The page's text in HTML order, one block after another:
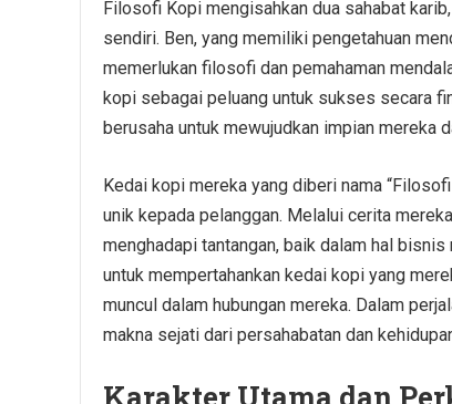
Filosofi Kopi mengisahkan dua sahabat
sendiri. Ben, yang memiliki pengetahuan
memerlukan filosofi dan pemahaman
kopi sebagai peluang untuk sukses secara
berusaha untuk mewujudkan impian mereka
Kedai kopi mereka yang diberi nama
unik kepada pelanggan. Melalui cerita
menghadapi tantangan, baik dalam hal
untuk mempertahankan kedai kopi yang
muncul dalam hubungan mereka. Dalam
makna sejati dari persahabatan dan
Karakter Utama dan